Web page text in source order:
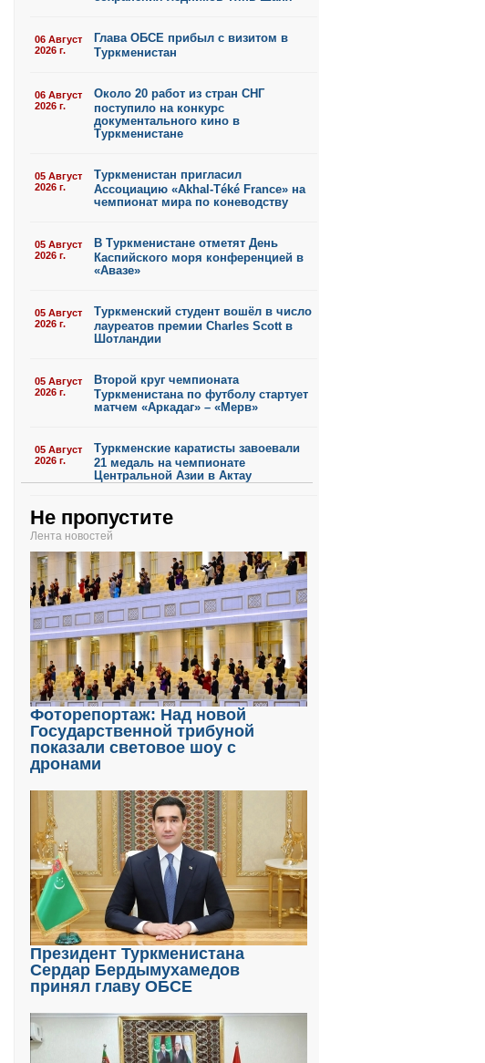
06 Август
2026 г.
Глава ОБСЕ прибыл с визитом в
Туркменистан
06 Август
2026 г.
Около 20 работ из стран СНГ
поступило на конкурс
документального кино в
Туркменистане
05 Август
2026 г.
Туркменистан пригласил
Ассоциацию «Akhal-Téké France» на
чемпионат мира по коневодству
05 Август
2026 г.
В Туркменистане отметят День
Каспийского моря конференцией в
«Авазе»
05 Август
2026 г.
Туркменский студент вошёл в число
лауреатов премии Charles Scott в
Шотландии
05 Август
2026 г.
Второй круг чемпионата
Туркменистана по футболу стартует
матчем «Аркадаг» – «Мерв»
05 Август
2026 г.
Туркменские каратисты завоевали
21 медаль на чемпионате
Центральной Азии в Актау
Не пропустите
Лента новостей
Фоторепортаж: Над новой
Государственной трибуной
показали световое шоу с
дронами
Президент Туркменистана
Сердар Бердымухамедов
принял главу ОБСЕ